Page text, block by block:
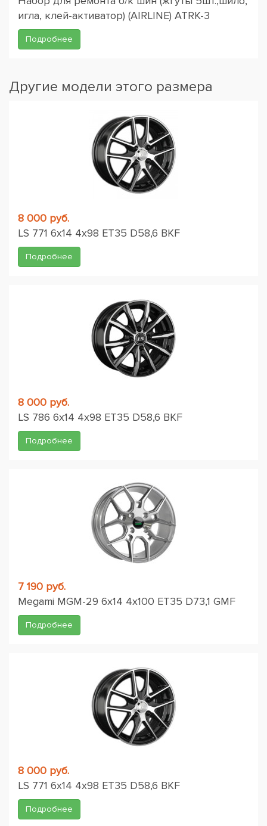
игла, клей-активатор) (AIRLINE) ATRK-3
Подробнее
Другие модели этого размера
8 000 руб.
LS 771 6x14 4x98 ET35 D58,6 BKF
Подробнее
8 000 руб.
LS 786 6x14 4x98 ET35 D58,6 BKF
Подробнее
7 190 руб.
Megami MGM-29 6x14 4x100 ET35 D73,1 GMF
Подробнее
8 000 руб.
LS 771 6x14 4x98 ET35 D58,6 BKF
Подробнее